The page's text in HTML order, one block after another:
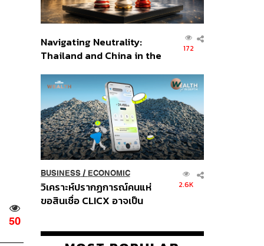
50
Navigating Neutrality:
Thailand and China in the
Order
172
BUSINESS/ ECONOMIC
วิเคราะห์ปรากฏการณ์คนแห่
ขอสินเชื่อ CLICX อาจเป็น
ปัญหาหนี้ครัวเรือนไทยที่ถูกซุก
2.6K